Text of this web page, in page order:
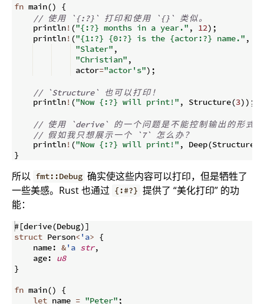
fn main()
{
// 使用 `{:?}` 打印和 使用 `{}` 类 似。
    println
! ("{:?} months in a year." , 12) ;
    println
! ("{1:?} {0:?} is the {actor:?} name." ,
"Slater" ,
"Christian" ,
actor="actor's") ;
// `Structure` 也 可 以打印 ！
    println
! ("Now {:?} will print!" , Structure(3)) ;
// 使用 `derive` 的 一 个问题是不能控制输出的形式
// 假如我只想展示 一 个 `7` 怎么 办 ？
    println
! ("Now {:?} will print!" , Deep(Structure
}
所以 fmt::Debug 确实使这些内容可以打印，但是牺牲了
一些美感。Rust 也通过 {:#?} 提供了 “美化打印” 的功
能：
#[derive(Debug)]
struct Person< 'a> {
    name
: &'a str,
    age
:
u8
}
fn main()
{
let name = "Peter" ;